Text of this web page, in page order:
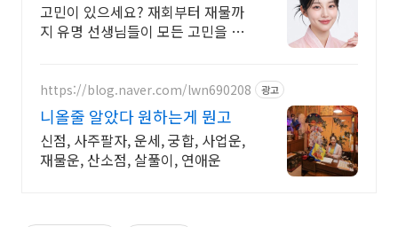
고민이 있으세요? 재회부터 재물까
지 유명 선생님들이 모든 고민을 해
https://blog.naver.com/lwn690208 광고
니올줄 알았다 원하는게 뭔고
신점, 사주팔자, 운세, 궁합, 사업운,
재물운, 산소점, 살풀이, 연애운